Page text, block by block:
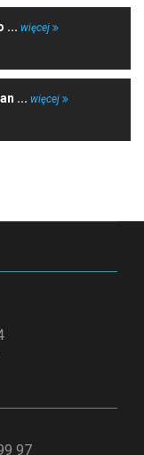
... więcej
... więcej
97